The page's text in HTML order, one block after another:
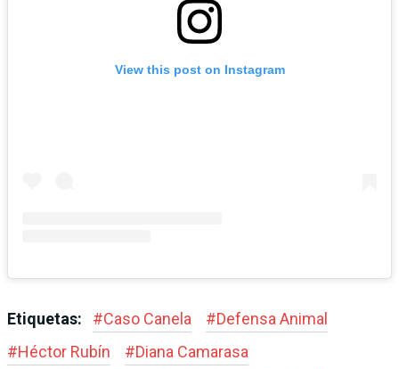
View this post on Instagram
Etiquetas: #Caso Canela #Defensa Animal
#Héctor Rubín #Diana Camarasa